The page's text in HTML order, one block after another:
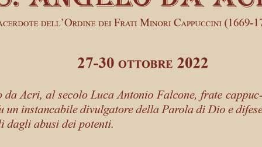
E SERVI
DIO